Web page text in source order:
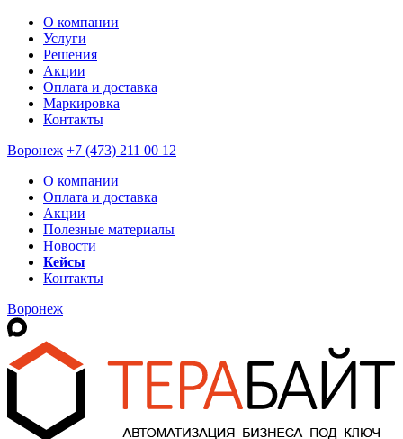
О компании
Услуги
Решения
Акции
Оплата и доставка
Маркировка
Контакты
Воронеж +7 (473) 211 00 12
О компании
Оплата и доставка
Акции
Полезные материалы
Новости
Кейсы
Контакты
Воронеж